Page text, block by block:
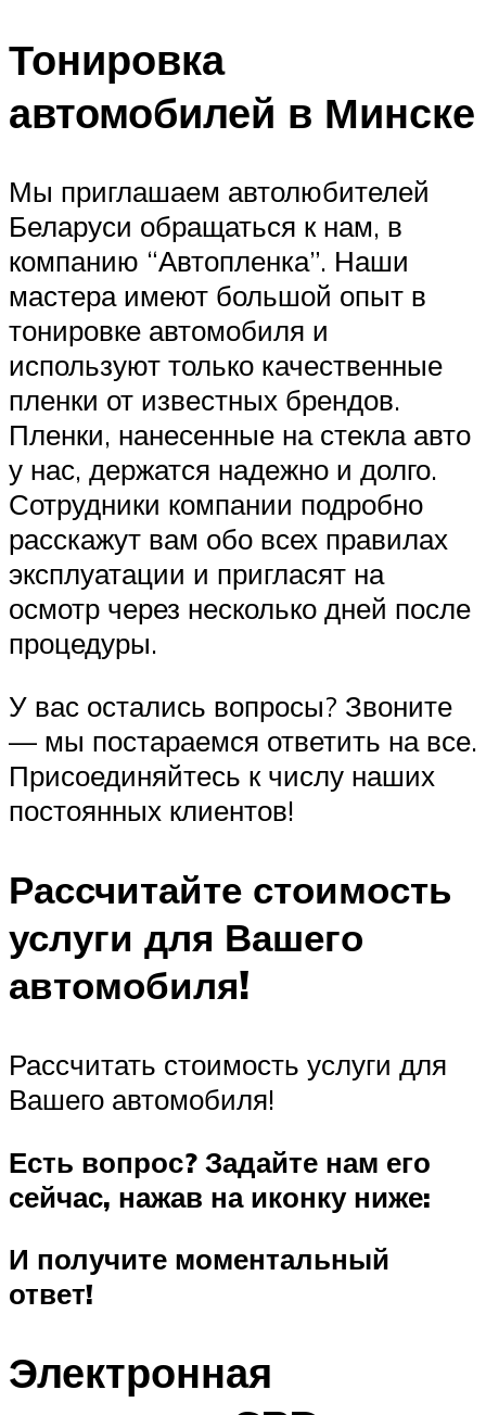
Тонировка
автомобилей в Минске
Мы приглашаем автолюбителей
Беларуси обращаться к нам, в
компанию “Автопленка”. Наши
мастера имеют большой опыт в
тонировке автомобиля и
используют только качественные
пленки от известных брендов.
Пленки, нанесенные на стекла авто
у нас, держатся надежно и долго.
Сотрудники компании подробно
расскажут вам обо всех правилах
эксплуатации и пригласят на
осмотр через несколько дней после
процедуры.
У вас остались вопросы? Звоните
— мы постараемся ответить на все.
Присоединяйтесь к числу наших
постоянных клиентов!
Рассчитайте стоимость
услуги для Вашего
автомобиля!
Рассчитать стоимость услуги для
Вашего автомобиля!
Есть вопрос? Задайте нам его
сейчас, нажав на иконку ниже:
И получите моментальный
ответ!
Электронная